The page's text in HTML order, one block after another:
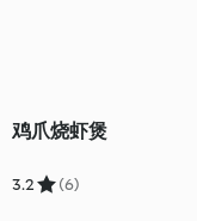
鸡爪烧虾煲
3.2 (6)